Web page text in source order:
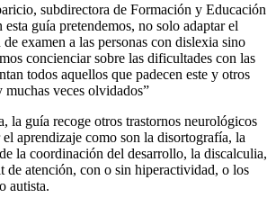
subdirectora de Formación y Educación
guía pretendemos, no solo adaptar el
examen a las personas con dislexia sino
concienciar sobre las dificultades con las
todos aquellos que padecen este y otros
veces olvidados”
la guía recoge otros trastornos neurológicos
aprendizaje como son la disortografía, la
la coordinación del desarrollo, la discalculia,
de atención, con o sin hiperactividad, o los
autista.